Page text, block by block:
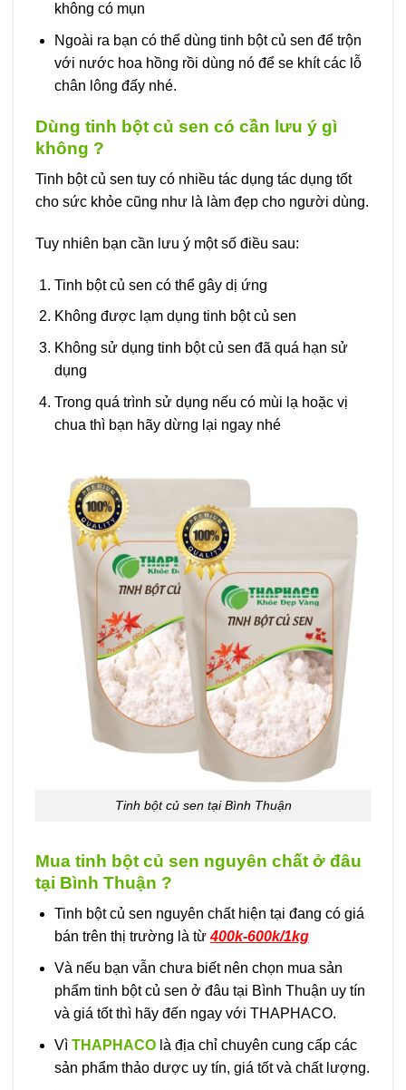
không có mụn
Ngoài ra bạn có thể dùng tinh bột củ sen để trộn
với nước hoa hồng rồi dùng nó để se khít các lỗ
chân lông đấy nhé.
Dùng tinh bột củ sen có cần lưu ý gì
không ?
Tinh bột củ sen tuy có nhiều tác dụng tác dụng tốt
cho sức khỏe cũng như là làm đẹp cho người dùng.
Tuy nhiên bạn cần lưu ý một số điều sau:
Tinh bột củ sen có thể gây dị ứng
Không được lạm dụng tinh bột củ sen
Không sử dụng tinh bột củ sen đã quá hạn sử
dụng
Trong quá trình sử dụng nếu có mùi lạ hoặc vị
chua thì bạn hãy dừng lại ngay nhé
Tinh bột củ sen tại Bình Thuận
Mua tinh bột củ sen nguyên chất ở đâu
tại Bình Thuận ?
Tinh bột củ sen nguyên chất hiện tại đang có giá
bán trên thị trường là từ400k-600k/1kg
Và nếu bạn vẫn chưa biết nên chọn mua sản
phẩm tinh bột củ sen ở đâu tại Bình Thuận uy tín
và giá tốt thì hãy đến ngay với THAPHACO.
Vì THAPHACO là địa chỉ chuyên cung cấp các
sản phẩm thảo dược uy tín, giá tốt và chất lượng.